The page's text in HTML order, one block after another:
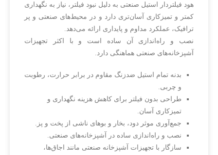
هود فیلتردار استیل صنعتی به دلیل نبود فیلتر، نیاز به نگهداری
کمتر و تمیزکاری آسان‌تری دارد و در محیط‌های صنعتی و پر
ترافیک، عملکرد مداوم و پایداری ارائه می‌دهد.
نصب و راه‌اندازی آن ساده است و با اکثر تجهیزات
آشپزخانه‌های صنعتی هماهنگی دارد.
بدنه تمام استیل ضدزنگ مقاوم در برابر حرارت، رطوبت
و چربی.
طراحی بدون فیلتر برای کاهش هزینه نگهداری و
تمیزکاری آسان.
جمع‌آوری موثر دود، بخار و بوهای ناشی از پخت و پز.
نصب و راه‌اندازی ساده در آشپزخانه‌های صنعتی.
سازگار با تجهیزات آشپزخانه صنعتی مانند اجاق‌ها،